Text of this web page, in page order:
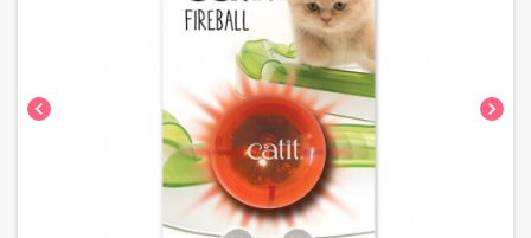
chevron_left chevron_right